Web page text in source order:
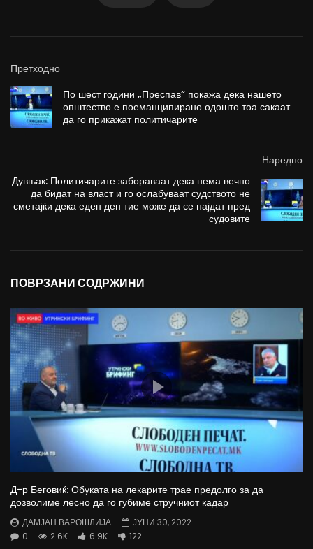
Претходно
По шест години „Преспав“ покажа дека нашето
општество е поеманципирано одошто тоа сакаат
да го прикажат политичарите
Наредно
Дувњак: Политичарите забораваат дека нема вечно
да бидат на власт и го ослабуваат судството не
сметајќи дека еден ден тие може да се најдат пред
судовите
ПОВРЗАНИ СОДРЖИНИ
Д-р Беговиќ: Обуката на лекарите трае предолго за да
дозволиме лесно да го губиме стручниот кадар
ДАМЈАН ВАРОШЛИЈА
ЈУНИ 30, 2022
0
2.6K 6.9K 122